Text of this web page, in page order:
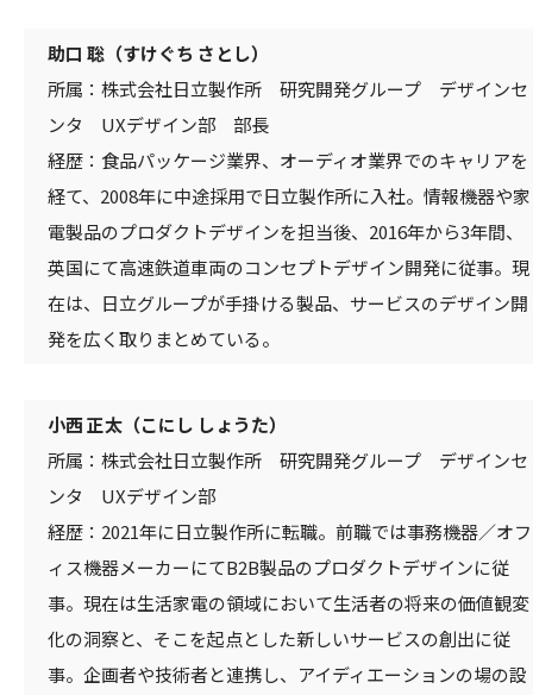
助口 聡（すけぐち さとし）
所属：株式会社日立製作所 研究開発グループ デザインセ
ンタ UXデザイン部 部長
経歴：食品パッケージ業界、オーディオ業界でのキャリアを
経て、2008年に中途採用で日立製作所に入社。情報機器や家
電製品のプロダクトデザインを担当後、2016年から3年間、
英国にて高速鉄道車両のコンセプトデザイン開発に従事。現
在は、日立グループが手掛ける製品、サービスのデザイン開
発を広く取りまとめている。
小西 正太（こにし しょうた）
所属：株式会社日立製作所 研究開発グループ デザインセ
ンタ UXデザイン部
経歴：2021年に日立製作所に転職。前職では事務機器／オフ
ィス機器メーカーにてB2B製品のプロダクトデザインに従
事。現在は生活家電の領域において生活者の将来の価値観変
化の洞察と、そこを起点とした新しいサービスの創出に従
事。企画者や技術者と連携し、アイディエーションの場の設